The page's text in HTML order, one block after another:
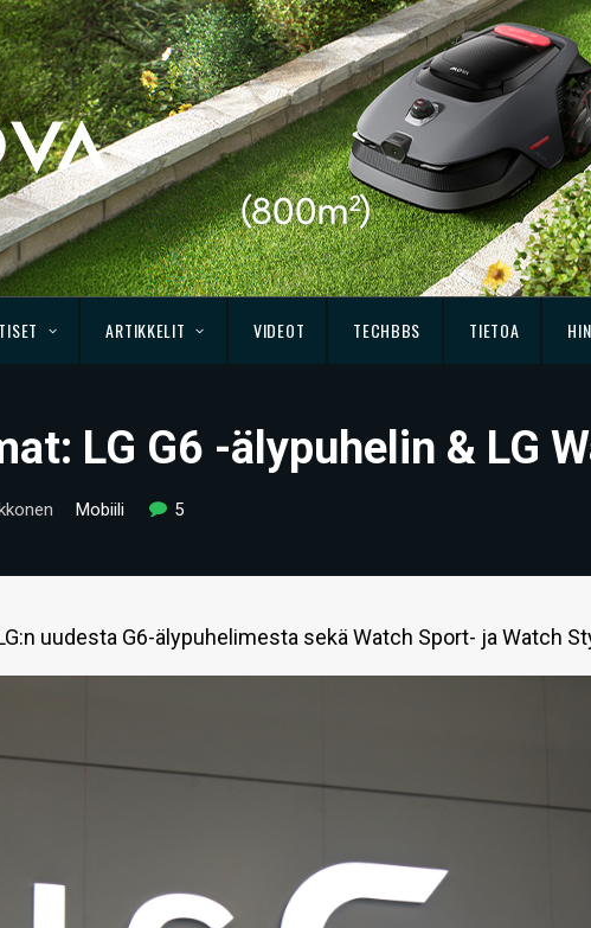
ARTIKKELIT VIDEOT TECHBBS TIETOA
LG G6 -älypuhelin & LG
Mobiili 5
uudesta G6-älypuhelimesta sekä Watch Sport- ja Watch